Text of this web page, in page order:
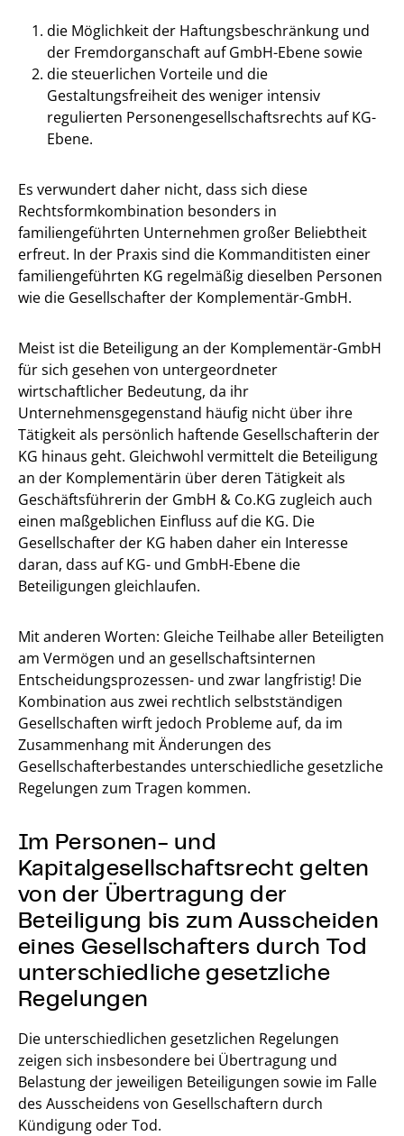
die Möglichkeit der Haftungsbeschränkung und
der Fremdorganschaft auf GmbH-Ebene sowie
die steuerlichen Vorteile und die
Gestaltungsfreiheit des weniger intensiv
regulierten Personengesellschaftsrechts auf KG-
Ebene.
Es verwundert daher nicht, dass sich diese
Rechtsformkombination besonders in
familiengeführten Unternehmen großer Beliebtheit
erfreut. In der Praxis sind die Kommanditisten einer
familiengeführten KG regelmäßig dieselben Personen
wie die Gesellschafter der Komplementär-GmbH.
Meist ist die Beteiligung an der Komplementär-GmbH
für sich gesehen von untergeordneter
wirtschaftlicher Bedeutung, da ihr
Unternehmensgegenstand häufig nicht über ihre
Tätigkeit als persönlich haftende Gesellschafterin der
KG hinaus geht. Gleichwohl vermittelt die Beteiligung
an der Komplementärin über deren Tätigkeit als
Geschäftsführerin der GmbH & Co.KG zugleich auch
einen maßgeblichen Einfluss auf die KG. Die
Gesellschafter der KG haben daher ein Interesse
daran, dass auf KG- und GmbH-Ebene die
Beteiligungen gleichlaufen.
Mit anderen Worten: Gleiche Teilhabe aller Beteiligten
am Vermögen und an gesellschaftsinternen
Entscheidungsprozessen- und zwar langfristig! Die
Kombination aus zwei rechtlich selbstständigen
Gesellschaften wirft jedoch Probleme auf, da im
Zusammenhang mit Änderungen des
Gesellschafterbestandes unterschiedliche gesetzliche
Regelungen zum Tragen kommen.
Im Personen- und
Kapitalgesellschaftsrecht gelten
von der Übertragung der
Beteiligung bis zum Ausscheiden
eines Gesellschafters durch Tod
unterschiedliche gesetzliche
Regelungen
Die unterschiedlichen gesetzlichen Regelungen
zeigen sich insbesondere bei Übertragung und
Belastung der jeweiligen Beteiligungen sowie im Falle
des Ausscheidens von Gesellschaftern durch
Kündigung oder Tod.